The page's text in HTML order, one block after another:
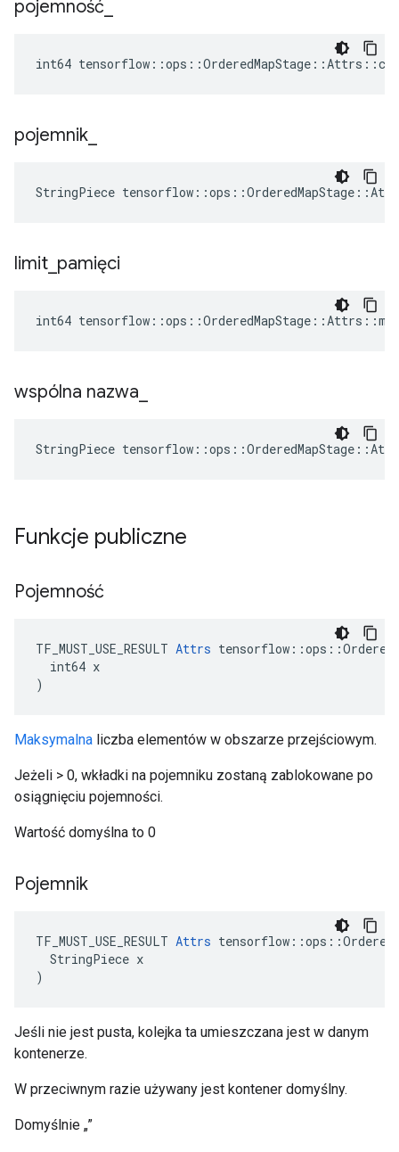
pojemność
int64
pojemnik
StringPiece
limit pamięci
int64
wspólna nazwa
StringPiece
Funkcje publiczne
Pojemność
TF_MUST_USE_RESULT Attrs
  int64 x
)
Maksymalna liczba elementów w obszarze przejściowym.
Jeżeli > 0, wkładki na pojemniku zostaną zablokowane po
osiągnięciu pojemności.
Wartość domyślna to 0
Pojemnik
TF_MUST_USE_RESULT Attrs
  StringPiece x
)
Jeśli nie jest pusta, kolejka ta umieszczana jest w danym
kontenerze.
W przeciwnym razie używany jest kontener domyślny.
Domyślnie „”